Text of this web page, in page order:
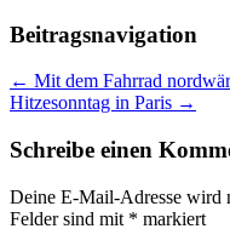
Beitragsnavigation
← Mit dem Fahrrad
Hitzesonntag in Paris →
Schreibe einen
Deine E-Mail-Adresse wird
Felder sind mit * markiert